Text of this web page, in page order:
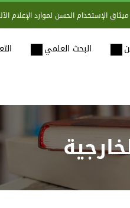
ميثاق الإستخدام الحسن لموارد الإعلام
البحث العلمي